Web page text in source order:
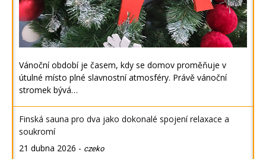
Vánoční období je časem, kdy se domov proměňuje v
útulné místo plné slavnostní atmosféry. Právě vánoční
stromek bývá…
Finská sauna pro dva jako dokonalé spojení relaxace a
soukromí
21 dubna 2026 - czeko